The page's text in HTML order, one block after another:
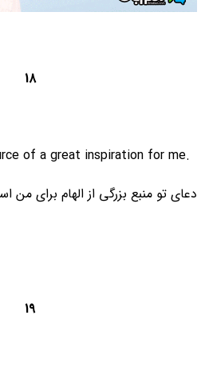
18
of a great inspiration for me.
دعای تو منبع بزرگی از الهام برای من
19